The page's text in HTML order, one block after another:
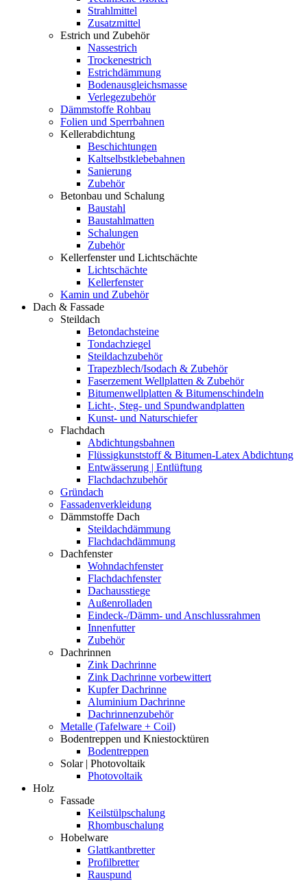
Strahlmittel
Zusatzmittel
Estrich und Zubehör
Nassestrich
Trockenestrich
Estrichdämmung
Bodenausgleichsmasse
Verlegezubehör
Dämmstoffe Rohbau
Folien und Sperrbahnen
Kellerabdichtung
Beschichtungen
Kaltselbstklebebahnen
Sanierung
Zubehör
Betonbau und Schalung
Baustahl
Baustahlmatten
Schalungen
Zubehör
Kellerfenster und Lichtschächte
Lichtschächte
Kellerfenster
Kamin und Zubehör
Dach & Fassade
Steildach
Betondachsteine
Tondachziegel
Steildachzubehör
Trapezblech/Isodach & Zubehör
Faserzement Wellplatten & Zubehör
Bitumenwellplatten & Bitumenschindeln
Licht-, Steg- und Spundwandplatten
Kunst- und Naturschiefer
Flachdach
Abdichtungsbahnen
Flüssigkunststoff & Bitumen-Latex Abdichtung
Entwässerung | Entlüftung
Flachdachzubehör
Gründach
Fassadenverkleidung
Dämmstoffe Dach
Steildachdämmung
Flachdachdämmung
Dachfenster
Wohndachfenster
Flachdachfenster
Dachausstiege
Außenrolladen
Eindeck-/Dämm- und Anschlussrahmen
Innenfutter
Zubehör
Dachrinnen
Zink Dachrinne
Zink Dachrinne vorbewittert
Kupfer Dachrinne
Aluminium Dachrinne
Dachrinnenzubehör
Metalle (Tafelware + Coil)
Bodentreppen und Kniestocktüren
Bodentreppen
Solar | Photovoltaik
Photovoltaik
Holz
Fassade
Keilstülpschalung
Rhombuschalung
Hobelware
Glattkantbretter
Profilbretter
Rauspund